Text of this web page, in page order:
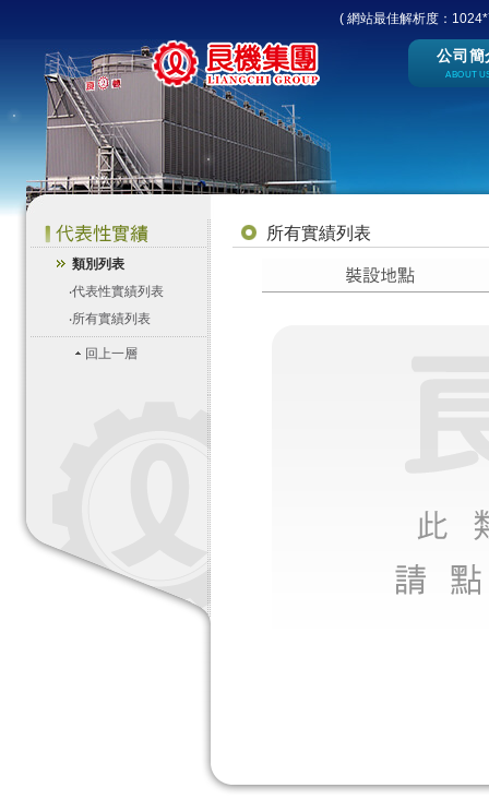
( 網站最佳解析度：
公司簡
ABOUT
類別列表
‧代表性實績列表
‧所有實績列表
回上一層
所有實績列表